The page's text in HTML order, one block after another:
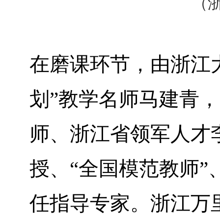
（
在磨课环节，由浙江
划”教学名师马建青
师、浙江省领军人
授、“全国模范教师”
任指导专家。浙江万